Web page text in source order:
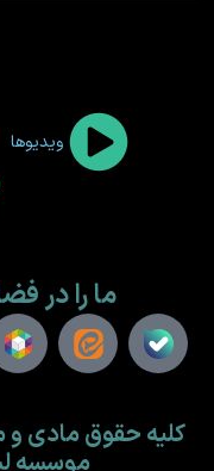
ویدیوها
ما را در
کلیه حقوق مادی